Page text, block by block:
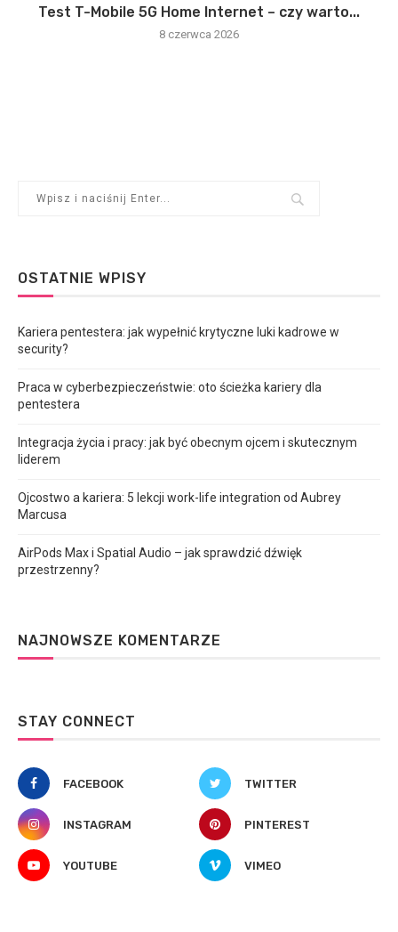
Test T-Mobile 5G Home Internet – czy warto...
8 czerwca 2026
OSTATNIE WPISY
Kariera pentestera: jak wypełnić krytyczne luki kadrowe w
security?
Praca w cyberbezpieczeństwie: oto ścieżka kariery dla
pentestera
Integracja życia i pracy: jak być obecnym ojcem i skutecznym
liderem
Ojcostwo a kariera: 5 lekcji work-life integration od Aubrey
Marcusa
AirPods Max i Spatial Audio – jak sprawdzić dźwięk
przestrzenny?
NAJNOWSZE KOMENTARZE
STAY CONNECT
FACEBOOK TWITTER
INSTAGRAM PINTEREST
YOUTUBE VIMEO